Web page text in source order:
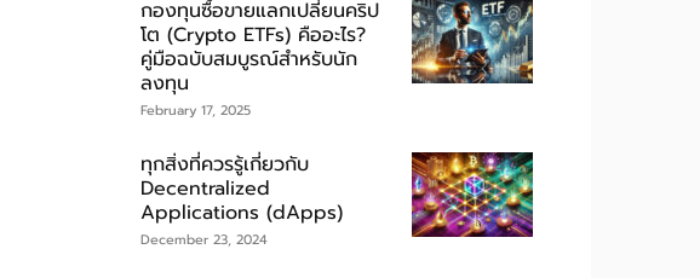
กองทุนซื้อขายแลกเปลี่ยนคริป
โต (Crypto ETFs) คืออะไร?
คู่มือฉบับสมบูรณ์สำหรับนัก
ลงทุน
February 17, 2025
ทุกสิ่งที่ควรรู้เกี่ยวกับ
Decentralized
Applications (dApps)
December 23, 2024